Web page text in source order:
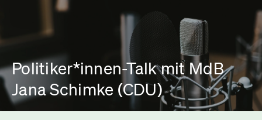
Politiker*innen-Talk mit MdB
Jana Schimke (CDU)